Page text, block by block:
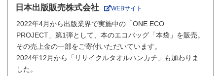
日本出版販売株式会社 WEBサイト
2022年4月から出版業界で実施中の「ONE ECO
PROJECT」第1弾として、本のエコバッグ「本袋」を販売。
その売上金の一部をご寄付いただいています。
2024年12月から「リサイクルタオルハンカチ」も加わりま
した。